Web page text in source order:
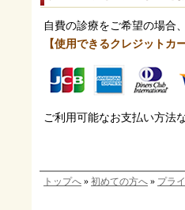
自費の診療をご希望の場合
【使用できるクレジットカ
ご利用可能なお支払い方法
トップへ » 初めての方へ » プラ